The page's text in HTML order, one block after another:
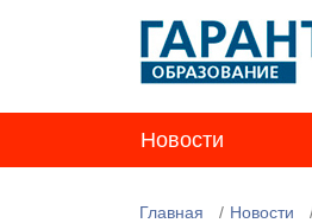
Новости
Главная Новости